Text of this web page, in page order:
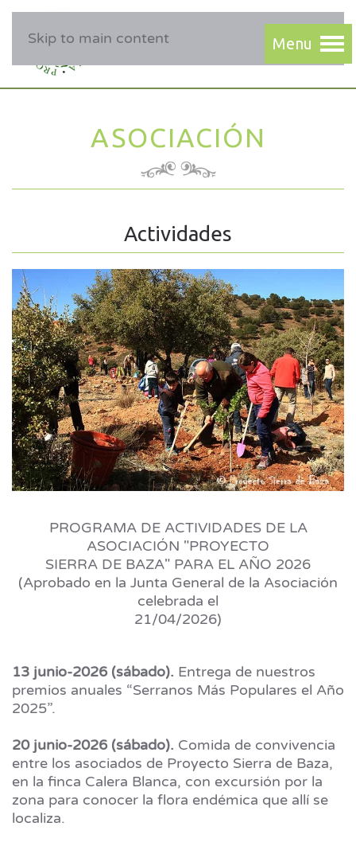
Skip to main content
ASOCIACIÓN
Actividades
PROGRAMA DE ACTIVIDADES DE LA
ASOCIACIÓN "PROYECTO
SIERRA DE BAZA" PARA EL AÑO 2026
(Aprobado en la Junta General de la Asociación
celebrada el
21/04/2026)
13 junio-2026 (sábado). Entrega de nuestros
premios anuales “Serranos Más Populares el Año
2025”.
20 junio-2026 (sábado). Comida de convivencia
entre los asociados de Proyecto Sierra de Baza,
en la finca Calera Blanca, con excursión por la
zona para conocer la flora endémica que allí se
localiza.